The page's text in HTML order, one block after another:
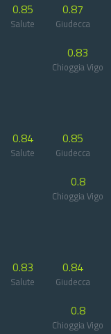
0.85
Salute
0.87
Giudecca
0.83
Chioggia Vigo
0.84
Salute
0.85
Giudecca
0.8
Chioggia Vigo
0.83
Salute
0.84
Giudecca
0.8
Chioggia Vigo